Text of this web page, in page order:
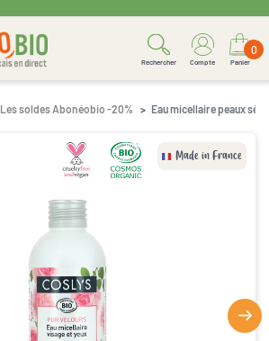
Rechercher Compte
0
Panier
Les soldes Abonéobio -20% Eau micellaire peaux
Made in France